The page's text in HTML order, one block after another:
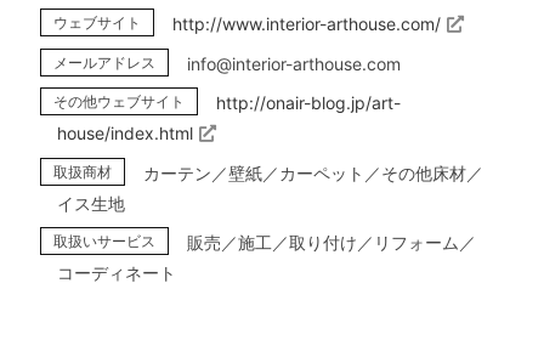
ウェブサイト http://www.interior-arthouse.com/
メールアドレス info@interior-arthouse.com
その他ウェブサイト
http://onair-blog.jp/art-
house/index.html
取扱商材
カーテン／壁紙／カーペット／その他床材／
イス生地
取扱いサービス
販売／施工／取り付け／リフォーム／
コーディネート